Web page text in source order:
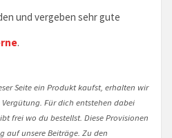
und vergeben sehr gute
.
Seite ein Produkt kaufst, erhalten wir
Für dich entstehen dabei
frei wo du bestellst. Diese Provisionen
auf unsere Beiträge. Zu den